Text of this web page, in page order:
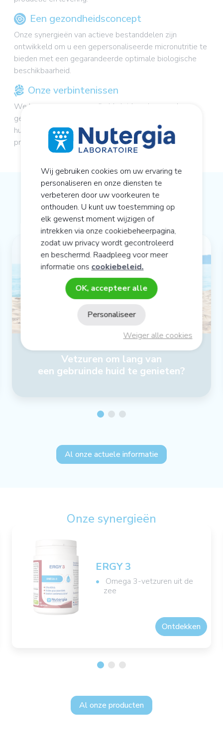
Een gezondheidsconcept
Onze synergieën van actieve bestanddelen zijn
ontwikkeld om u een gepersonaliseerde micronutritie te
bieden met een gegarandeerde optimale biologische
beschikbaarheid.
Onze verbintenissen
We kunnen onze gezondheid niet los zien van de
gezondheid van onze planeet. Het behoud van de
hulpbronnen staat sinds jaar en dag hoog op onze
prioriteitenlijst.
Onze actuele productinformatie
Vetzuren om lang van
een gebruinde huid te genieten?
Al onze actuele informatie
Onze synergieën
ERGY 3
Omega 3-vetzuren uit de
zee
Ontdekken
Al onze producten
Wij gebruiken cookies om uw ervaring te
personaliseren en onze diensten te
verbeteren door uw voorkeuren te
onthouden. U kunt uw toestemming op
elk gewenst moment wijzigen of
intrekken via onze cookiebeheerpagina,
zodat uw privacy wordt gecontroleerd
en beschermd. Raadpleeg voor meer
informatie ons cookiebeleid.
OK, accepteer alle
Weiger alle cookies
Personaliseer